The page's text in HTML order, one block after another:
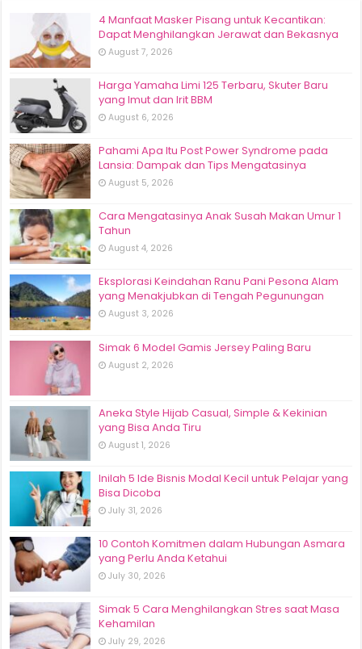
4 Manfaat Masker Pisang untuk Kecantikan:
Dapat Menghilangkan Jerawat dan Bekasnya
August 7, 2026
Harga Yamaha Limi 125 Terbaru, Skuter Baru
yang Imut dan Irit BBM
August 6, 2026
Pahami Apa Itu Post Power Syndrome pada
Lansia: Dampak dan Tips Mengatasinya
August 5, 2026
Cara Mengatasinya Anak Susah Makan Umur 1
Tahun
August 4, 2026
Eksplorasi Keindahan Ranu Pani Pesona Alam
yang Menakjubkan di Tengah Pegunungan
August 3, 2026
Simak 6 Model Gamis Jersey Paling Baru
August 2, 2026
Aneka Style Hijab Casual, Simple & Kekinian
yang Bisa Anda Tiru
August 1, 2026
Inilah 5 Ide Bisnis Modal Kecil untuk Pelajar yang
Bisa Dicoba
July 31, 2026
10 Contoh Komitmen dalam Hubungan Asmara
yang Perlu Anda Ketahui
July 30, 2026
Simak 5 Cara Menghilangkan Stres saat Masa
Kehamilan
July 29, 2026